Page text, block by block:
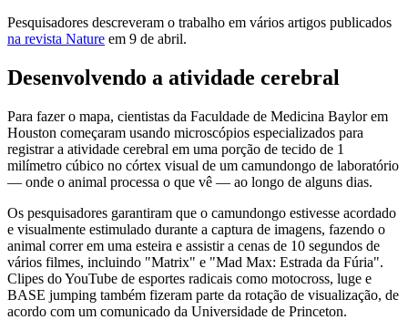
Pesquisadores descreveram o trabalho em vários artigos publicados
na revista Nature em 9 de abril.
Desenvolvendo a atividade cerebral
Para fazer o mapa, cientistas da Faculdade de Medicina Baylor em
Houston começaram usando microscópios especializados para
registrar a atividade cerebral em uma porção de tecido de 1
milímetro cúbico no córtex visual de um camundongo de laboratório
— onde o animal processa o que vê — ao longo de alguns dias.
Os pesquisadores garantiram que o camundongo estivesse acordado
e visualmente estimulado durante a captura de imagens, fazendo o
animal correr em uma esteira e assistir a cenas de 10 segundos de
vários filmes, incluindo "Matrix" e "Mad Max: Estrada da Fúria".
Clipes do YouTube de esportes radicais como motocross, luge e
BASE jumping também fizeram parte da rotação de visualização, de
acordo com um comunicado da Universidade de Princeton.